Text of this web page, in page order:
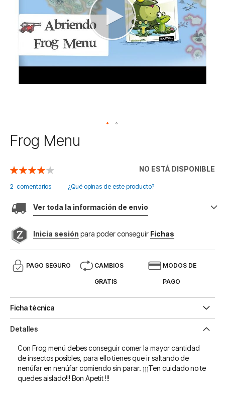
Saltar
al
de
la
galería
imágenes
Frog Menu
NO ESTÁ DISPONIBLE
Valoración:
2 comentarios ¿Qué opinas de este producto?
Ver toda la información de envio
Inicia sesión para poder conseguir Fichas
PAGO SEGURO CAMBIOS
GRATIS
MODOS DE
PAGO
Ficha técnica
Detalles
Con Frog menú debes conseguir comer la mayor cantidad
de insectos posibles, para ello tienes que ir saltando de
nenúfar en nenúfar comiendo sin parar. ¡¡¡Ten cuidado no te
quedes aislado!!! Bon Apetit !!!